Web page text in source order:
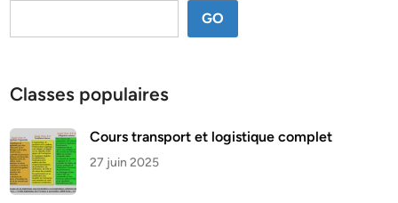
GO
Classes populaires
Cours transport et logistique complet
27 juin 2025